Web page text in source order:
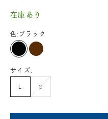
在庫あり
色: ブラック
ブラックこげ茶
サイズ:
L
S